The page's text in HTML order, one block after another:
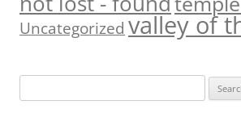
Uncategorized valley of
e